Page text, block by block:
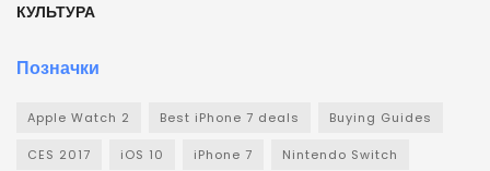
КУЛЬТУРА
Позначки
Apple Watch 2 Best iPhone 7 deals Buying Guides
CES 2017 iOS 10 iPhone 7 Nintendo Switch